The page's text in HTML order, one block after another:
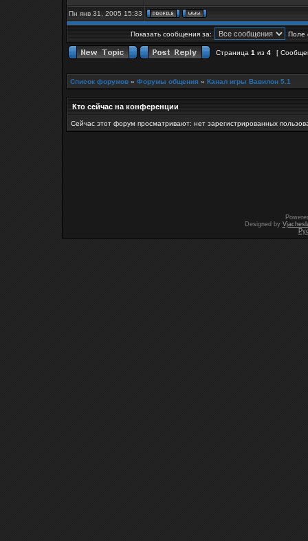
Пн янв 31, 2005 15:33
Показать сообщения за: Поле
Страница 1 из 4 [
Список форумов » Форумы общения » Канал игры Вавилон 5.1
Кто сейчас на конференции
Сейчас этот форум просматривают: нет зарегистрированных
Designed by